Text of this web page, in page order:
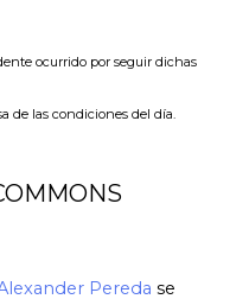
ocurrido por seguir dichas
de las condiciones del día.
Pereda se